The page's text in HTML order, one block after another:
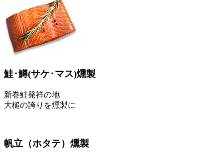
鮭･鱒(サケ･マス)燻製
新巻鮭発祥の地
大槌の誇りを燻製に
帆立 （ホタテ） 燻製